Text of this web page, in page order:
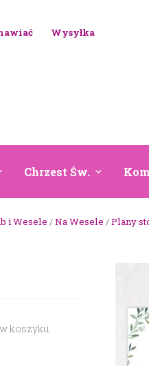
Wysyłka
Chrzest Św.
i Wesele /Na Wesele /Plany
koszyku.